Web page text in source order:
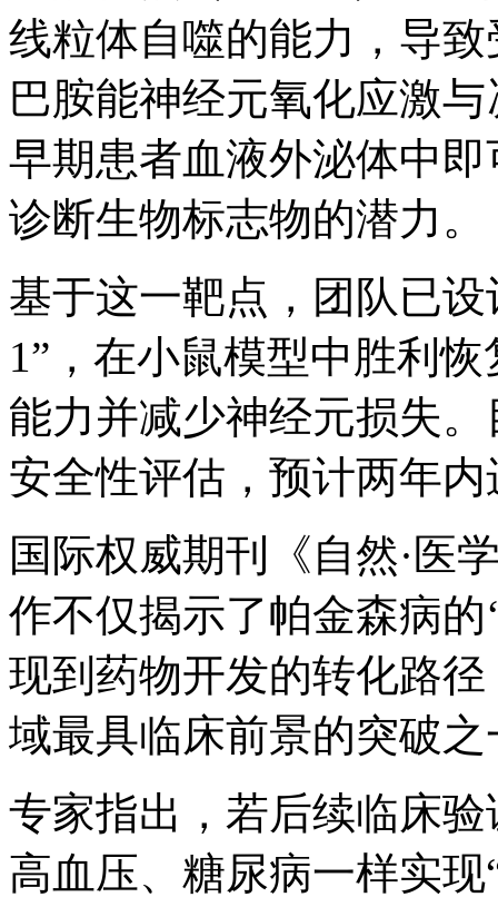
线粒体自噬的能力，导
巴胺能神经元氧化应激
早期患者血液外泌体中
诊断生物标志物的潜力。
基于这一靶点，团队已设
1”，在小鼠模型中胜利
能力并减少神经元损失
安全性评估，预计两年内
国际权威期刊《自然·医
作不仅揭示了帕金森病的
现到药物开发的转化路
域最具临床前景的突破之
专家指出，若后续临床
高血压、糖尿病一样实